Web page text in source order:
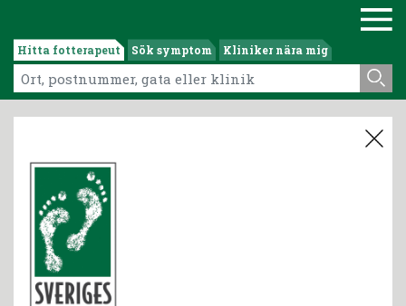
Hitta fotterapeut Sök symptom Kliniker nära mig